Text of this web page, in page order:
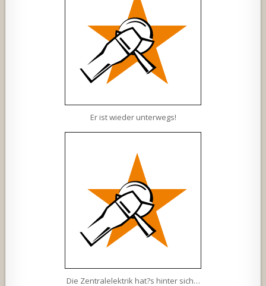
Er ist wieder unterwegs!
Die Zentralelektrik hat?s hinter sich…